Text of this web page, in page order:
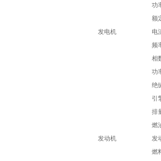
发电机
功
额
电
频
相
功
绝
发动机
引
排
燃
发
燃